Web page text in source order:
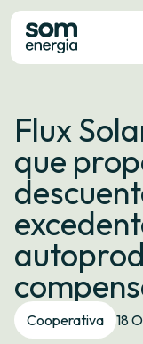
Tarifas
Servizos
Empresas
La
Contacto
Trámites
Oficina virtual
Idioma: ES CA GL
Flux
que
Cooperativa 18